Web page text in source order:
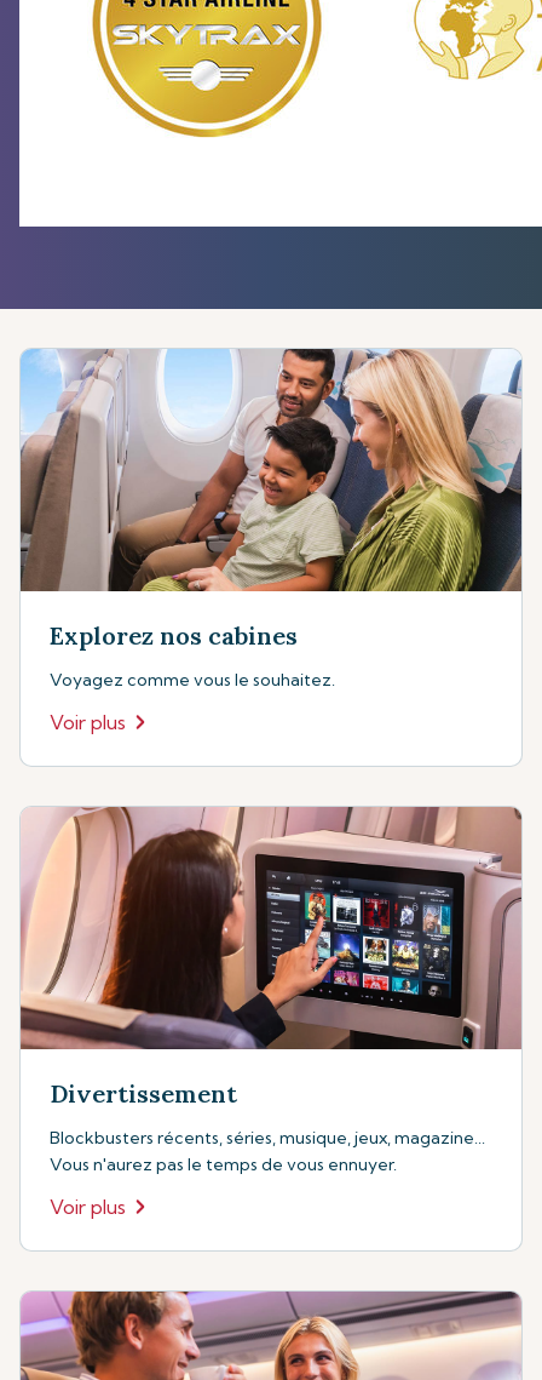
Explorez nos cabines
Voyagez comme vous le souhaitez.
Voir plus
Divertissement
Blockbusters récents, séries, musique, jeux, magazine...
Vous n'aurez pas le temps de vous ennuyer.
Voir plus